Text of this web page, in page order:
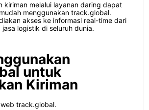
kiriman melalui layanan daring dapat
menggunakan track.global.
akses ke informasi real-time dari
logistik di seluruh dunia.
untuk
Kiriman
track.global.